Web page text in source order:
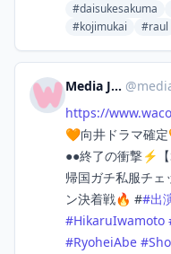
#daisukesakuma
#kojimukai
#raul
Media Japan @
https://www.
🧡向井ドラマ確
●●終了の衝撃⚡️
帰国ガチ私服チ
ン決着戦🔥 ##出
#HikaruIwamoto
#RyoheiAbe #